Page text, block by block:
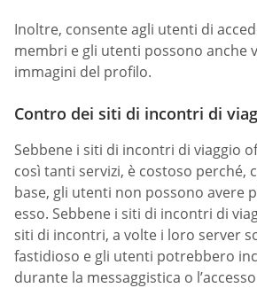
Inoltre, consente agli utenti di
membri e gli utenti possono anche
immagini del profilo.
Contro dei siti di incontri di
Sebbene i siti di incontri di viaggio
così tanti servizi, è costoso perché,
base, gli utenti non possono avere
esso. Sebbene i siti di incontri di
siti di incontri, a volte i loro server
fastidioso e gli utenti potrebbero
durante la messaggistica o